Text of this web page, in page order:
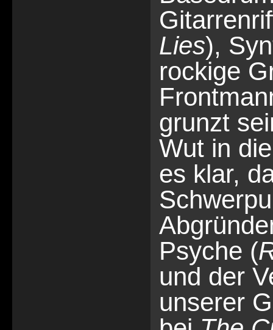
Lies),
rockige
grunzt
Wut in
es klar,
Psyche (
und der
unserer